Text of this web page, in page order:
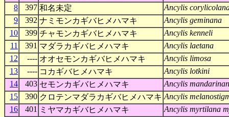
8
397 和名未定
Ancylis
9
392 ナミモンカギバヒメハマキ
Ancylis geminana
10
399 チャモンカギバヒメハマキ
Ancylis kenneli
11
391 マダラカギバヒメハマキ
Ancylis laetana
12
---- オオセモンカギバヒメハマキ
Ancylis limosa
13
---- コカギバヒメハマキ
Ancylis lotkini
14
403 セモンカギバヒメハマキ
Ancylis
15
390 クロテンマダラカギバヒメハマキ Ancylis
16
401 ミヤマカギバヒメハマキ
Ancylis myrtilana